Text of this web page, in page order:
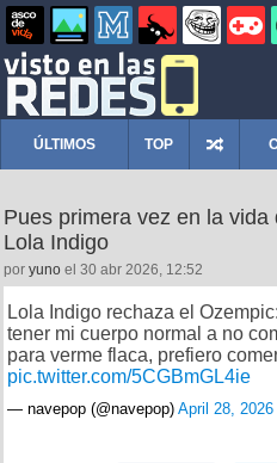
ÚLTIMOS TOP
Pues primera vez en la
Lola Indigo
por yuno el 30 abr 2026, 12:52
Lola Indigo rechaza el
tener mi cuerpo normal a no
para verme flaca, prefiero
pic.twitter.com/5CGBmGL4ie
— navepop (@navepop) April 28, 2026